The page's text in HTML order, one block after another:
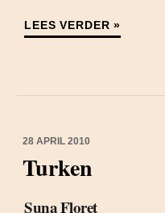
LEES VERDER »
28 APRIL 2010
Turken
Suna Floret